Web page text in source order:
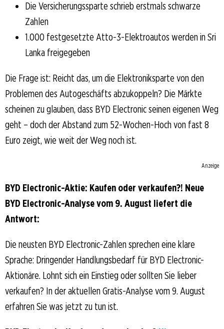
Die Versicherungssparte schrieb erstmals schwarze
Zahlen
1.000 festgesetzte Atto-3-Elektroautos werden in Sri
Lanka freigegeben
Die Frage ist: Reicht das, um die Elektroniksparte von den
Problemen des Autogeschäfts abzukoppeln? Die Märkte
scheinen zu glauben, dass BYD Electronic seinen eigenen Weg
geht – doch der Abstand zum 52-Wochen-Hoch von fast 8
Euro zeigt, wie weit der Weg noch ist.
Anzeige
BYD Electronic-Aktie: Kaufen oder verkaufen?! Neue
BYD Electronic-Analyse vom 9. August liefert die
Antwort:
Die neusten BYD Electronic-Zahlen sprechen eine klare
Sprache: Dringender Handlungsbedarf für BYD Electronic-
Aktionäre. Lohnt sich ein Einstieg oder sollten Sie lieber
verkaufen? In der aktuellen Gratis-Analyse vom 9. August
erfahren Sie was jetzt zu tun ist.